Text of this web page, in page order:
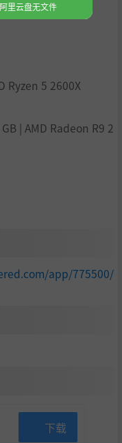
Ryzen 5 2600X
| AMD Radeon R9 2
app/775500/
下载
里云盘无文件